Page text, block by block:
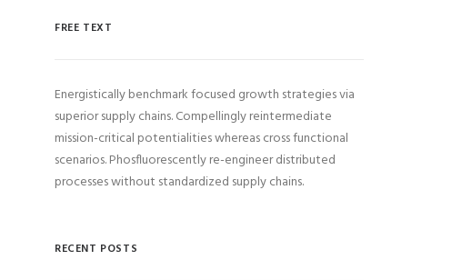
FREE TEXT
Energistically benchmark focused growth strategies via
superior supply chains. Compellingly reintermediate
mission-critical potentialities whereas cross functional
scenarios. Phosfluorescently re-engineer distributed
processes without standardized supply chains.
RECENT POSTS